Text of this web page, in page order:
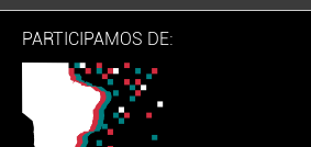
PARTICIPAMOS DE: